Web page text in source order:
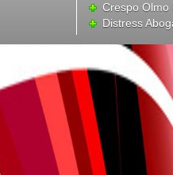
Crespo Olmo
Distress